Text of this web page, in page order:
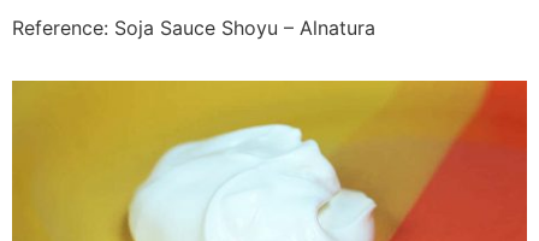
Reference: Soja Sauce Shoyu – Alnatura